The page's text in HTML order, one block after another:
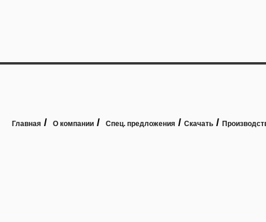
Главная / О компании / Спец. предложения / Скачать /